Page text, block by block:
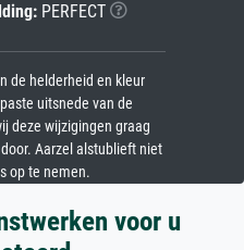
PERFECT
de helderheid en kleur
uitsnede van de
deze wijzigingen graag
Aarzel alstublieft niet
op te nemen.
voor u